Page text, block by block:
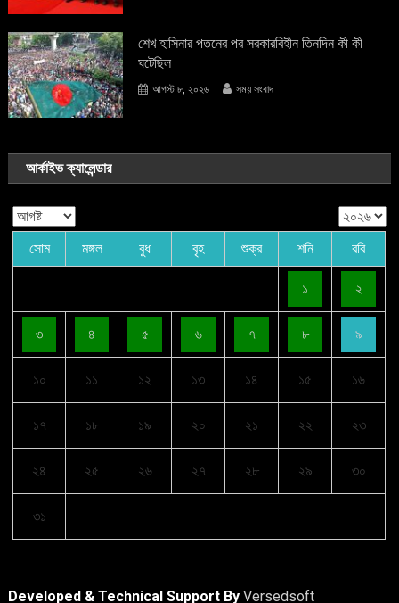
শেখ হাসিনার পতনের পর সরকারবিহীন তিনদিন কী কী
ঘটেছিল
আগস্ট ৮, ২০২৬ সময় সংবাদ
আর্কাইভ ক্যালেন্ডার
সোম মঙ্গল বুধ বৃহ শুক্র শনি রবি
১ ২
৩ ৪ ৫ ৬ ৭ ৮ ৯
১০ ১১ ১২ ১৩ ১৪ ১৫ ১৬
১৭ ১৮ ১৯ ২০ ২১ ২২ ২৩
২৪ ২৫ ২৬ ২৭ ২৮ ২৯ ৩০
৩১
Developed & Technical Support ByVersedsoft